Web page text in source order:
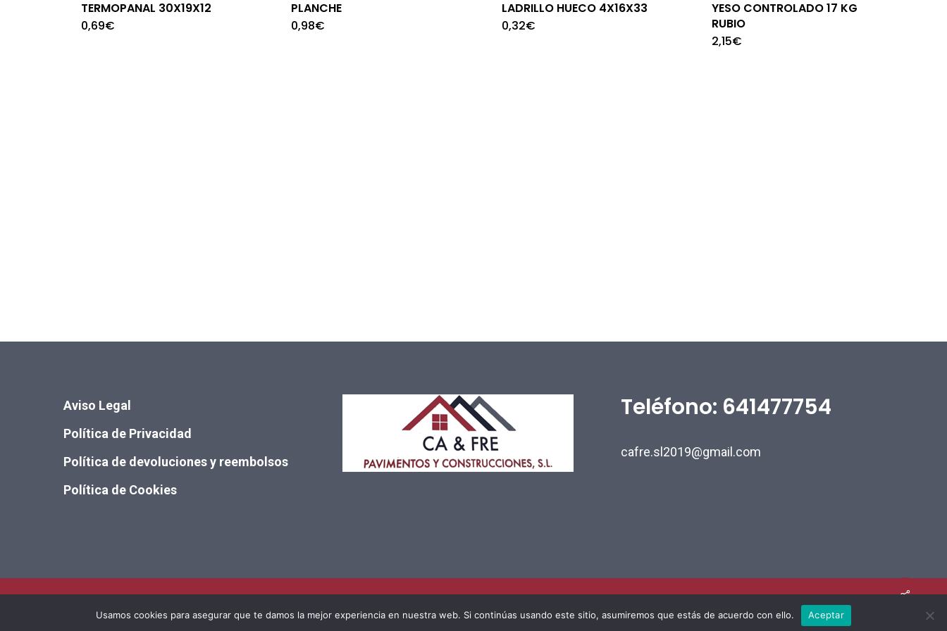
TERMOPANAL 30X19X12
0,69€
PLANCHE
0,98€
LADRILLO HUECO 4X16X33
0,32€
YESO CONTROLADO 17 KG
RUBIO
2,15€
Aviso Legal
Política de Privacidad
Política de devoluciones y reembolsos
Política de Cookies
Teléfono: 641477754
cafre.sl2019@gmail.com
© 2026 CA&FRE Pavimentos y Construcciones.
Usamos cookies para asegurar que te damos la mejor experiencia en nuestra web. Si continúas usando este sitio, asumiremos que estás de acuerdo con ello. Aceptar